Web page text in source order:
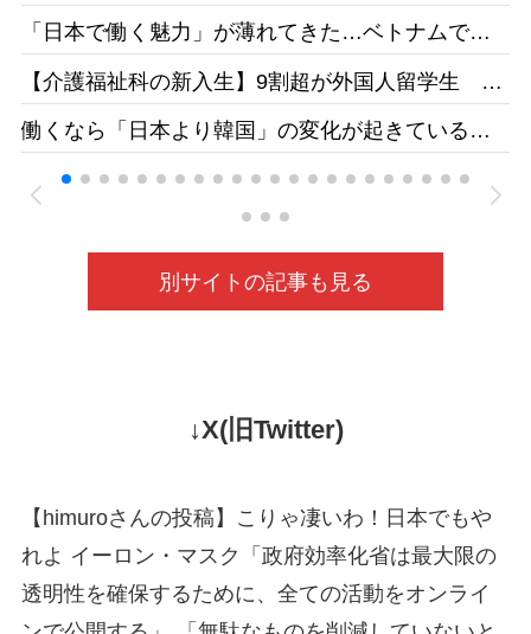
えの一方で相次ぐ建設反対［テレ朝］26/04
「日本で働く魅力」が薄れてきた…ベトナムで募
【介護福祉科の新入生】9割超が外国人留学生 志
す日本人減、国の受け入れ方針も影響 福井県の
若狭医療福祉専門学校［福井新聞］26/05
働くなら「日本より韓国」の変化が起きている
26/05
別サイトの記事も見る
↓X(旧Twitter)
【himuroさんの投稿】こりゃ凄いわ！日本でもや
れよ イーロン・マスク「政府効率化省は最大限の
透明性を確保するために、全ての活動をオンライ